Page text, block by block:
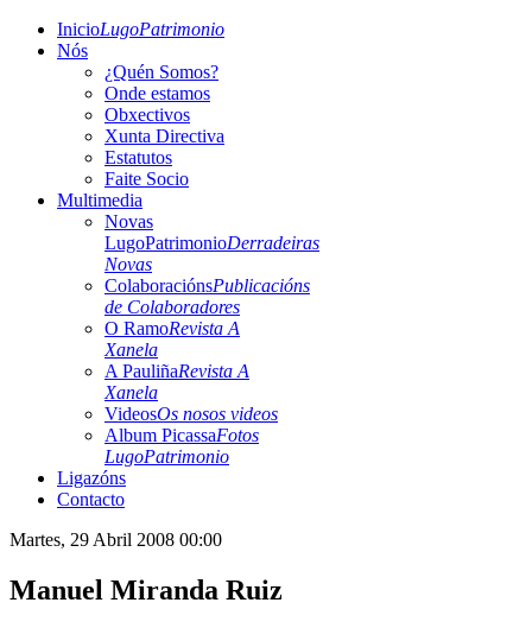
InicioLugoPatrimonio
Nós
¿Quén Somos?
Onde estamos
Obxectivos
Xunta Directiva
Estatutos
Faite Socio
Multimedia
Novas
LugoPatrimonioDerradeiras
Novas
ColaboraciónsPublicacións
de Colaboradores
O RamoRevista A
Xanela
A PauliñaRevista A
Xanela
VideosOs nosos videos
Album PicassaFotos
LugoPatrimonio
Ligazóns
Contacto
Martes, 29 Abril 2008 00:00
Manuel Miranda Ruiz